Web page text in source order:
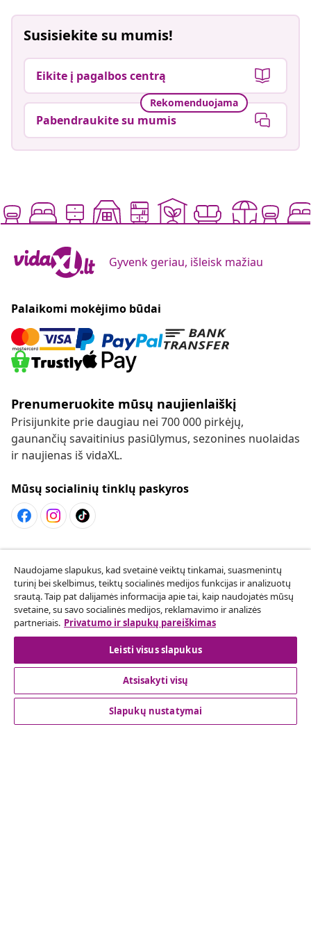
Susisiekite su mumis!
Eikite į pagalbos centrą
Rekomenduojama
Pabendraukite su mumis
Gyvenk geriau, išleisk mažiau
Palaikomi mokėjimo būdai
Prenumeruokite mūsų naujienlaiškį
Prisijunkite prie daugiau nei 700 000 pirkėjų,
gaunančių savaitinius pasiūlymus, sezonines nuolaidas
ir naujienas iš vidaXL.
Mūsų socialinių tinklų paskyros
Sutarties atsisakymas
Pateikite prašymą atsisakyti užsakymo.
Sutarties atsisakymas
Klientų aptarnavimas
Naudojame slapukus, kad svetainė veiktų tinkamai, suasmenintų
turinį bei skelbimus, teiktų socialinės medijos funkcijas ir analizuotų
srautą. Taip pat dalijamės informacija apie tai, kaip naudojatės mūsų
svetaine, su savo socialinės medijos, reklamavimo ir analizės
partneriais. Privatumo ir slapukų pareiškimas
Leisti visus slapukus
Atsisakyti visų
Slapukų nustatymai